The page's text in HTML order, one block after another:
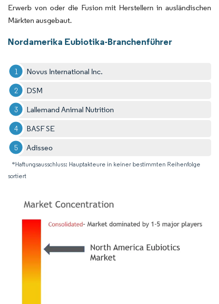
Erwerb von oder die Fusion mit Herstellern in ausländischen
Märkten ausgebaut.
Nordamerika Eubiotika-Branchenführer
Novus International Inc.
DSM
Lallemand Animal Nutrition
BASF SE
Adisseo
*Haftungsausschluss: Hauptakteure in keiner bestimmten Reihenfolge
sortiert